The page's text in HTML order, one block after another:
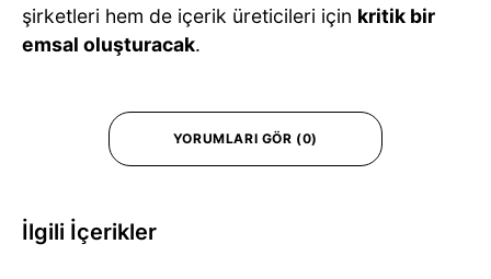
şirketleri hem de içerik üreticileri için kritik bir
emsal oluşturacak.
YORUMLARI GÖR (0)
İlgili İçerikler